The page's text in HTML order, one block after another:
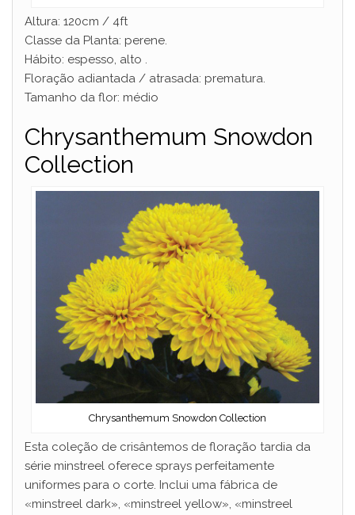
Altura: 120cm / 4ft
Classe da Planta: perene.
Hábito: espesso, alto .
Floração adiantada / atrasada: prematura.
Tamanho da flor: médio
Chrysanthemum Snowdon
Collection
Chrysanthemum Snowdon Collection
Esta coleção de crisântemos de floração tardia da
série minstreel oferece sprays perfeitamente
uniformes para o corte. Inclui uma fábrica de
«minstreel dark», «minstreel yellow», «minstreel